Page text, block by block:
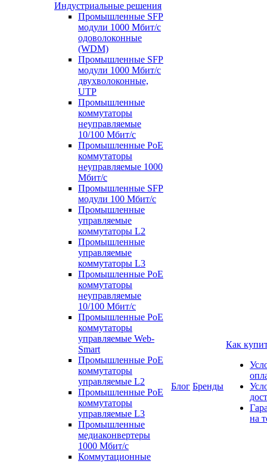
Индустриальные решения
Промышленные SFP
модули 1000 Мбит/c
одоволоконные
(WDM)
Промышленные SFP
модули 1000 Мбит/c
двухволоконные,
UTP
Промышленные
коммутаторы
неуправляемые
10/100 Мбит/с
Промышленные PoE
коммутаторы
неуправляемые 1000
Мбит/с
Промышленные SFP
модули 100 Мбит/c
Промышленные
управляемые
коммутаторы L2
Промышленные
управляемые
коммутаторы L3
Промышленные PoE
коммутаторы
неуправляемые
10/100 Мбит/с
Промышленные PoE
коммутаторы
управляемые Web-
Smart
Промышленные PoE
коммутаторы
управляемые L2
Промышленные PoE
коммутаторы
управляемые L3
Промышленные
медиаконвертеры
1000 Мбит/с
Коммутационные
Блог Бренды
Как
на